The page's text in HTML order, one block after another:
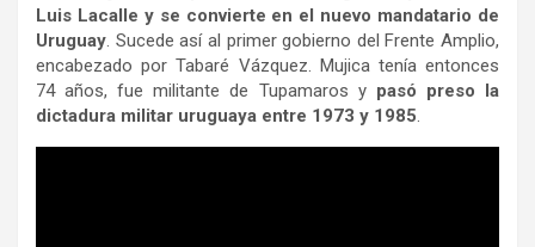
Luis Lacalle y se convierte en el nuevo mandatario de
Uruguay. Sucede así al primer gobierno del Frente Amplio,
encabezado por Tabaré Vázquez. Mujica tenía entonces
74 años, fue militante de Tupamaros y pasó preso la
dictadura militar uruguaya entre 1973 y 1985.